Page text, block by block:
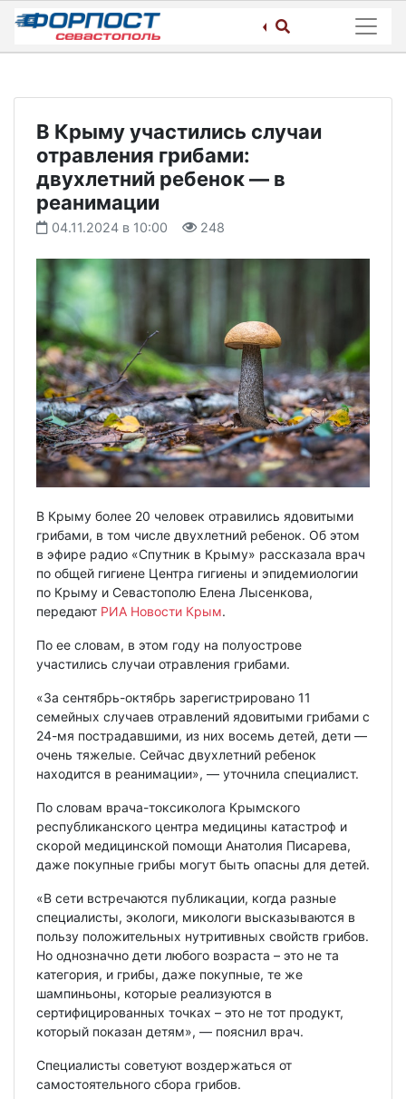
Skip
content
В Крыму участились случаи
отравления грибами:
двухлетний ребенок — в
реанимации
04.11.2024 в 10:00 248
В Крыму более 20 человек отравились ядовитыми
грибами, в том числе двухлетний ребенок. Об этом
в эфире радио «Спутник в Крыму» рассказала врач
по общей гигиене Центра гигиены и эпидемиологии
по Крыму и Севастополю Елена Лысенкова,
передают РИА Новости Крым.
По ее словам, в этом году на полуострове
участились случаи отравления грибами.
«За сентябрь-октябрь зарегистрировано 11
семейных случаев отравлений ядовитыми грибами с
24-мя пострадавшими, из них восемь детей, дети —
очень тяжелые. Сейчас двухлетний ребенок
находится в реанимации», — уточнила специалист.
По словам врача-токсиколога Крымского
республиканского центра медицины катастроф и
скорой медицинской помощи Анатолия Писарева,
даже покупные грибы могут быть опасны для детей.
«В сети встречаются публикации, когда разные
специалисты, экологи, микологи высказываются в
пользу положительных нутритивных свойств грибов.
Но однозначно дети любого возраста – это не та
категория, и грибы, даже покупные, те же
шампиньоны, которые реализуются в
сертифицированных точках – это не тот продукт,
который показан детям», — пояснил врач.
Специалисты советуют воздержаться от
самостоятельного сбора грибов.